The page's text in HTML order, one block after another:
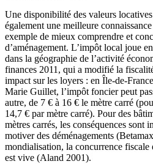
Une disponibilité des valeurs
également une meilleure
exemple de mieux comprendre et
d’aménagement. L’impôt local joue
dans la géographie de l’activité
finances 2011, qui a modifié la
impact sur les loyers : en Île-de-
Marie Guillet, l’impôt foncier peut
autre, de 7 € à 16 € le mètre carré
14,7 € par mètre carré). Pour des
mètres carrés, les conséquences sont
motiver des déménagements
mondialisation, la concurrence
est vive (Aland 2001).